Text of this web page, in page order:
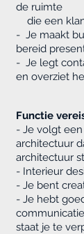
de ruimte
die een
- Je maakt
bereid
- Je legt
en overziet
Functie
- Je volgt
architectuur
architectuur
- Interieur
- Je bent
- Je hebt
staat je te